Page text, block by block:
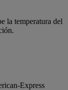
la temperatura del